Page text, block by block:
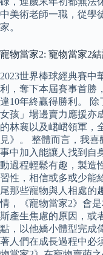
中美術老師一職，從學
家。
寵物當家2: 寵物當家2
2023世界棒球經典賽中
利，奪下本屆賽事首勝
違10年終贏得勝利。
女孩」場邊賣力應援亦
的林襄以及峮峮領軍，
見》。 整體而言，我
事中加入能讓人找到自
動過程輕鬆有趣，製造
習性，相信或多或少能
尾那些寵物與人相處的
情，《寵物當家2》會
斯產生焦慮的原因，或
點，以他嬌小體型完成
著人們在成長過程中必